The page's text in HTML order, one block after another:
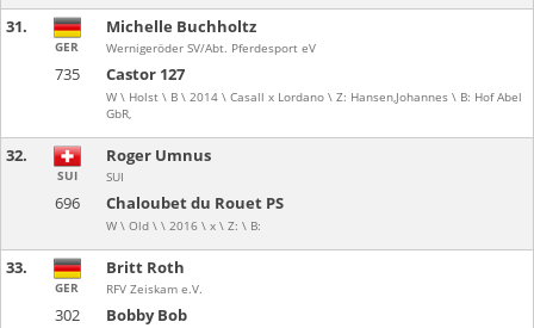
31.
735 Castor 127
W \ Holst \ B \ 2014 \ Casall x Lordano \ Z: Hansen,Johannes \ B: Hof Abel
GbR,
GER
Michelle Buchholtz
Wernigeröder SV/Abt. Pferdesport eV
32.
696 Chaloubet du Rouet PS
W \ Old \ \ 2016 \ x \ Z: \ B:
SUI
Roger Umnus
SUI
33.
302 Bobby Bob
GER
Britt Roth
RFV Zeiskam e.V.